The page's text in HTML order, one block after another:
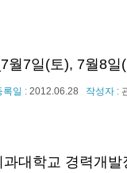
월7일(토), 7월8
록일 : 2012.06.28 작성자 :
대학교 경력개